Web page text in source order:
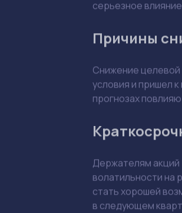
серьезное
Причины
Снижение
условия и пришел
прогнозах
Держателям акций
волатильности на
стать хорошей
в следующем